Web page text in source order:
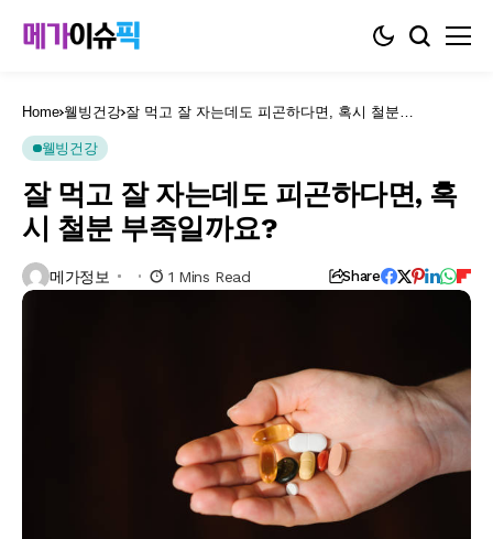
Home 웰빙건강 잘 먹고 잘 자는데도 피곤하다면, 혹시 철분
웰빙건강
잘 먹고 잘 자는데도 피곤하다면, 혹
시 철분 부족일까요?
메가정보 1 Mins Read Share